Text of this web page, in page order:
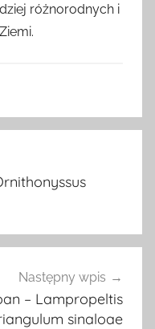
różnorodnych i
Następny wpis
– Lampropeltis
sinaloae